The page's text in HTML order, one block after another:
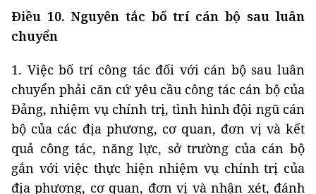
Điều 10. Nguyên tắc bố trí cán bộ sau luân
chuyển
1. Việc bố trí công tác đối với cán bộ sau luân
chuyển phải căn cứ yêu cầu công tác cán bộ của
Đảng, nhiệm vụ chính trị, tình hình đội ngũ cán
bộ của các địa phương, cơ quan, đơn vị và kết
quả công tác, năng lực, sở trường của cán bộ
gắn với việc thực hiện nhiệm vụ chính trị của
địa phương, cơ quan, đơn vị và nhận xét, đánh